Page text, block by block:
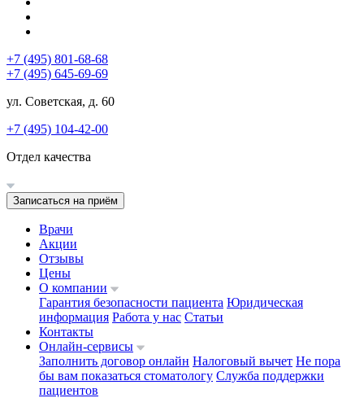
+7 (495) 801-68-68
+7 (495) 645-69-69
ул. Советская, д. 60
+7 (495) 104-42-00
Отдел качества
Записаться на приём
Врачи
Акции
Отзывы
Цены
О компании
Гарантия безопасности пациента Юридическая
информация Работа у нас Статьи
Контакты
Онлайн-сервисы
Заполнить договор онлайн Налоговый вычет Не пора
бы вам показаться стоматологу Служба поддержки
пациентов